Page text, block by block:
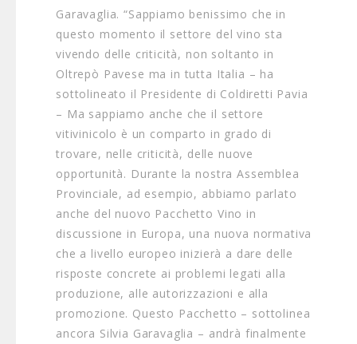
Garavaglia. “Sappiamo benissimo che in
questo momento il settore del vino sta
vivendo delle criticità, non soltanto in
Oltrepò Pavese ma in tutta Italia – ha
sottolineato il Presidente di Coldiretti Pavia
– Ma sappiamo anche che il settore
vitivinicolo è un comparto in grado di
trovare, nelle criticità, delle nuove
opportunità. Durante la nostra Assemblea
Provinciale, ad esempio, abbiamo parlato
anche del nuovo Pacchetto Vino in
discussione in Europa, una nuova normativa
che a livello europeo inizierà a dare delle
risposte concrete ai problemi legati alla
produzione, alle autorizzazioni e alla
promozione. Questo Pacchetto – sottolinea
ancora Silvia Garavaglia – andrà finalmente